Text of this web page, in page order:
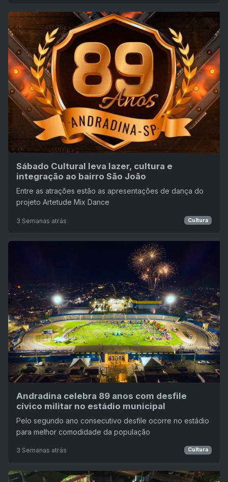
Sábado Cultural leva lazer, cultura e
integração ao bairro São João
Entre as atrações estão as apresentações de dança do
projeto Artetude Mix Dance
3 Semanas atrás Cultura
Andradina celebra 89 anos com desfile
cívico militar no estádio municipal
Pelo segundo ano consecutivo desfile ocorre no estádio
para melhor comodidade da população
3 Semanas atrás Cultura